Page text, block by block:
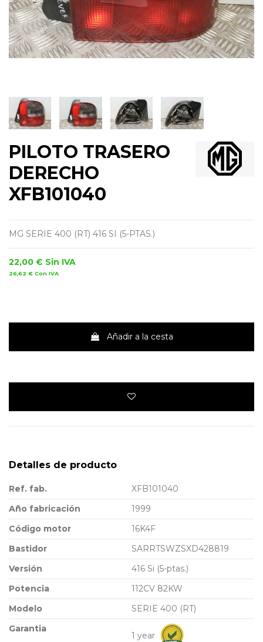
PILOTO TRASERO
DERECHO
XFB101040
MG SERIE 400 (RT) 416 SI (5-PTAS.)
22,00 € Sin IVA
26,62 € Con IVA
Añadir a la cesta
Detalles de producto
Ref. fab.
XFB101040
Año fabricación
1999
Código motor
16K4F
Bastidor
SARRTSWZSXD428819
Versión
416 Si (5-ptas.)
Potencia
112CV 82KW
Modelo
SERIE 400 (RT)
Garantia
1 year